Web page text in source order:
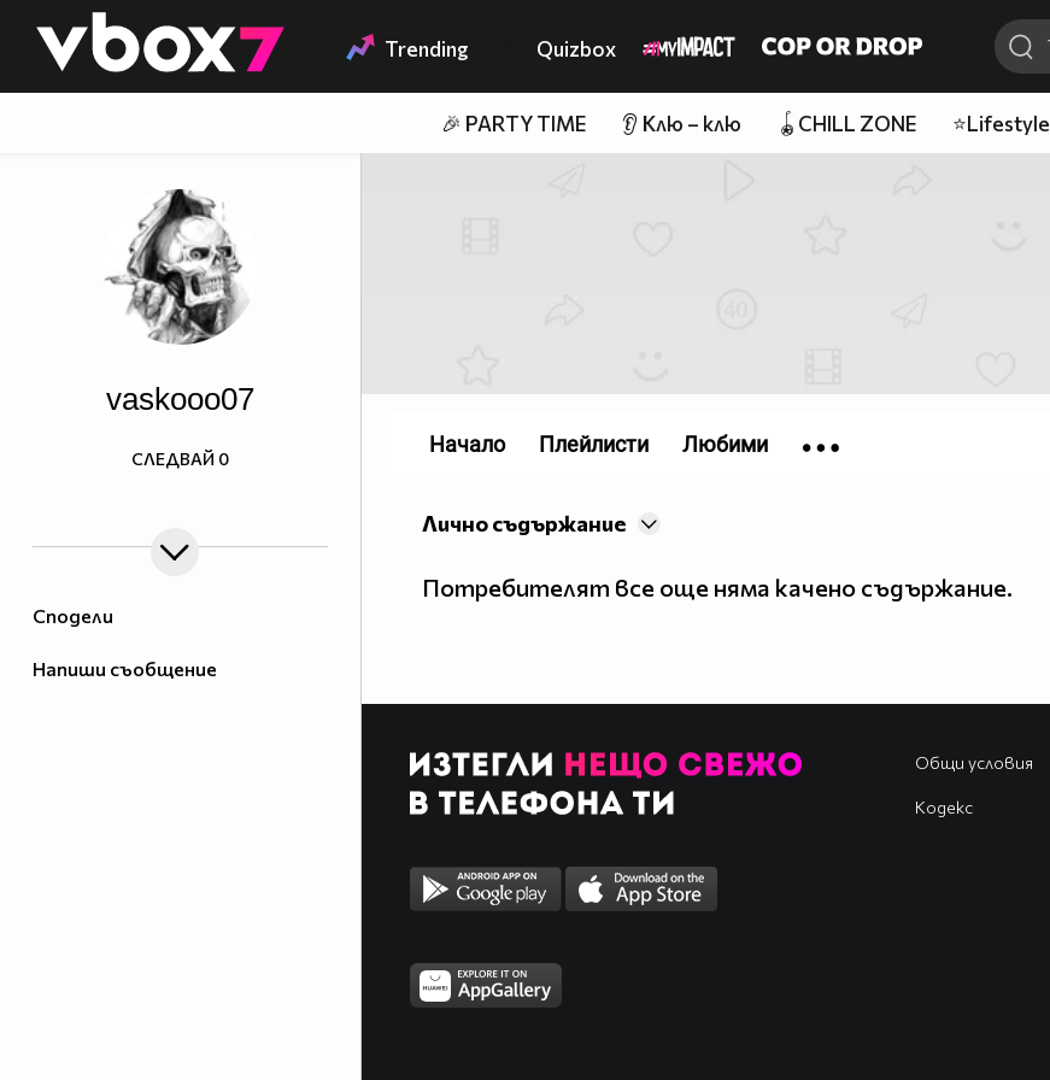
👾 Trending Quizbox
🎉 PARTY TIME 👂 Клю – клю 🪀CHILL ZONE ⭐Lifestyle
Сподели
Напиши съобщение
vaskooo07
СЛЕДВАЙ 0
Лично съдържание
Потребителят все още няма качено съдържание.
Начало Плейлисти Любими
Общи условия
Кодекс